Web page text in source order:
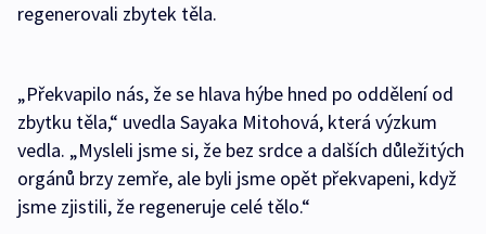
regenerovali zbytek těla.
„Překvapilo nás, že se hlava hýbe hned po oddělení od
zbytku těla,“ uvedla Sayaka Mitohová, která výzkum
vedla. „Mysleli jsme si, že bez srdce a dalších důležitých
orgánů brzy zemře, ale byli jsme opět překvapeni, když
jsme zjistili, že regeneruje celé tělo.“